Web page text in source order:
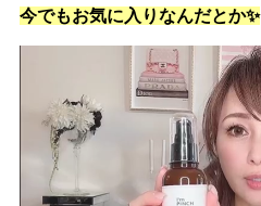
今でもお気に入りなんだとか✨